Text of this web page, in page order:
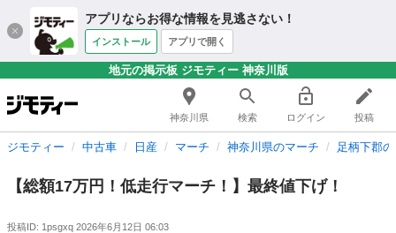
アプリならお得な情報を見逃さない！
インストール アプリで開く
地元の掲示板 ジモティー 神奈川版
神奈川県 検索 ログイン 投稿
ジモティー 中古車 日産 マーチ 神奈川県のマーチ 足柄下郡
【総額17万円！低走行マーチ！】最終値下げ！
投稿ID: 1psgxq 2026年6月12日 06:03